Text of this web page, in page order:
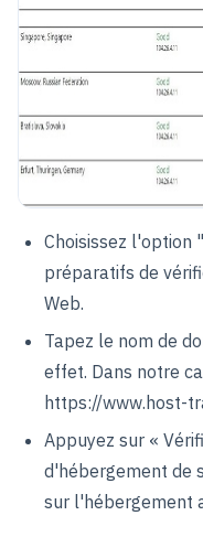
Choisissez l'option
préparatifs de
Web.
Tapez le nom de
effet. Dans notre
https://www.host-
Appuyez sur «
d'hébergement de
sur l'hébergement